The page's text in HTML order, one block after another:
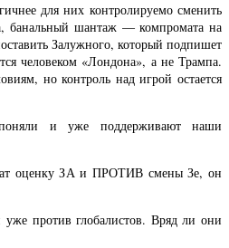
для них контролируемо сменить
банальный шантаж — компромата на
Залужного, который подпишет
человеком «Лондона», а не Трампа.
но контроль над игрой остается
и уже поддерживают наши
оценку ЗА и ПРОТИВ смены Зе, он
уже против глобалистов. Вряд ли они